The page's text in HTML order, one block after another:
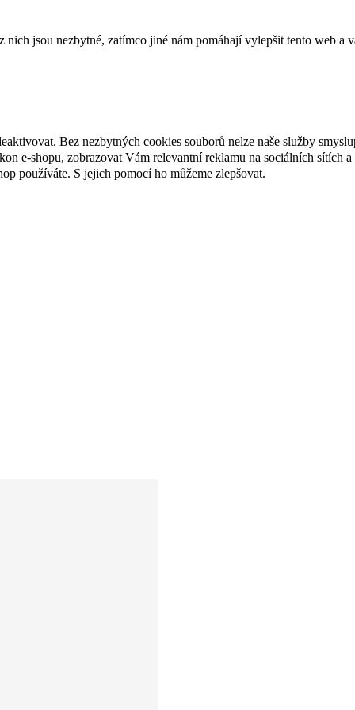
jsou nezbytné, zatímco jiné nám pomáhají vylepšit tento web a
Bez nezbytných cookies souborů nelze naše služby
e-shopu, zobrazovat Vám relevantní reklamu na sociálních sítích
používáte. S jejich pomocí ho můžeme zlepšovat.